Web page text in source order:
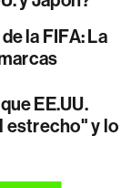
la FIFA: La
EE.UU.
estrecho" y lo